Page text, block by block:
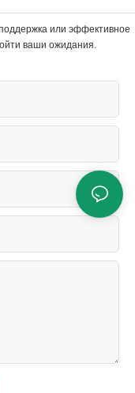
или эффективное
ваши ожидания.